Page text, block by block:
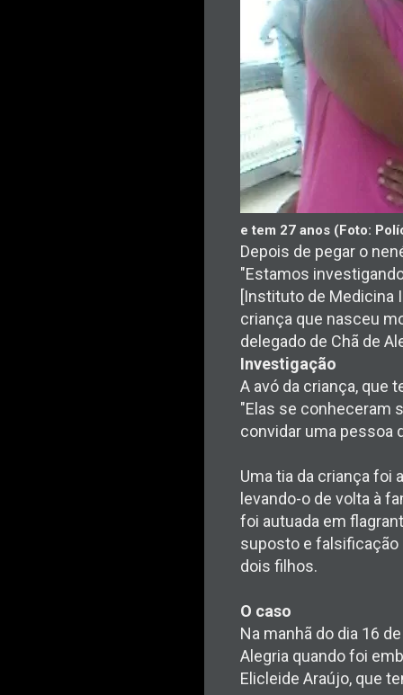
e tem 27 anos (Foto:
Depois de pegar o
"Estamos
[Instituto de Medicina
criança que nasceu
delegado de Chã de
Investigação
A avó da criança, que
"Elas se conheceram
convidar uma pessoa
Uma tia da criança foi
levando-o de volta à
foi autuada em
suposto e falsificação
dois filhos.
O caso
Na manhã do dia 16
Alegria quando foi
Elicleide Araújo, que